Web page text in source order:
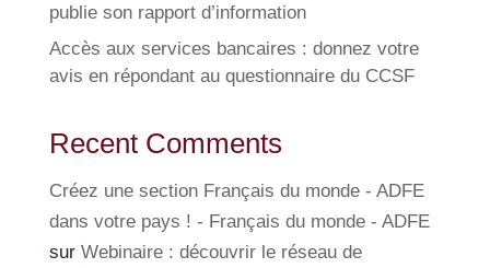
publie son rapport d’information
Accès aux services bancaires : donnez votre
avis en répondant au questionnaire du CCSF
Recent Comments
Créez une section Français du monde - ADFE
dans votre pays ! - Français du monde - ADFE
sur Webinaire : découvrir le réseau de